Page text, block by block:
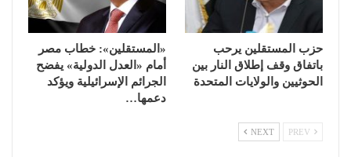
حزب المستقلين يرحب
باتفاق وقف إطلاق النار بين
الحوثيين والولايات المتحدة
«المستقلين»: خطاب مصر
أمام «العدل الدولية» يفضح
الجرائم الإسرائيلية ويؤكد
دعمها…
NEXT